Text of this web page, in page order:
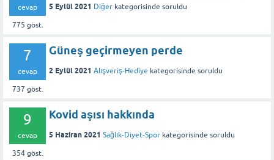
cevap
775 göst.
5 Eylül 2021 Diğer kategorisinde soruldu
7
cevap
737 göst.
Güneş geçirmeyen perde
2 Eylül 2021 Alışveriş-Hediye kategorisinde soruldu
9
cevap
354göst.
Kovid aşısı hakkında
5 Haziran 2021 Sağlık-Diyet-Spor kategorisinde soruldu